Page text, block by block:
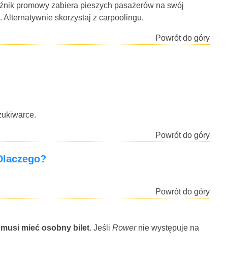
promowy zabiera pieszych pasażerów na swój
skorzystaj z carpoolingu.
Powrót do góry
Powrót do góry
Powrót do góry
mieć osobny bilet. Jeśli Rowernie występuje na